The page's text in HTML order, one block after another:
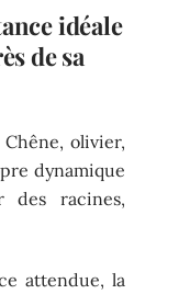
idéale
de sa
olivier,
dynamique
des racines,
attendue, la